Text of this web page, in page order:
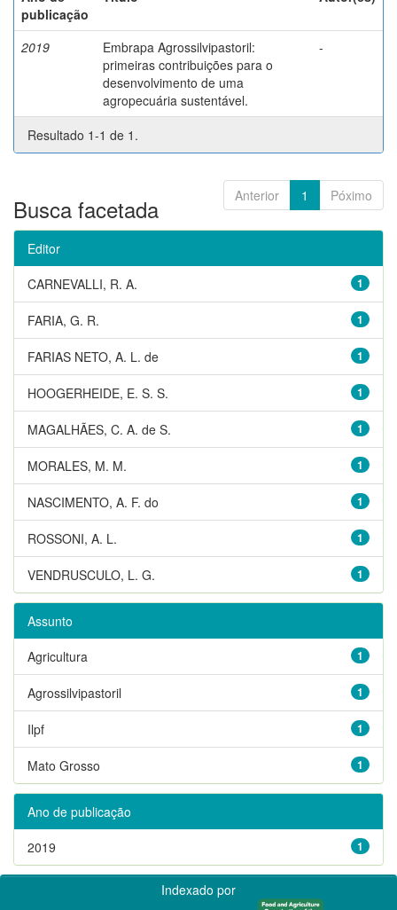
publicação
2019
Embrapa Agrossilvipastoril:
primeiras contribuições para o
desenvolvimento de uma
agropecuária sustentável.
-
Resultado 1-1 de 1.
Anterior 1 Póximo
Busca facetada
Editor
1
CARNEVALLI, R. A.
1
FARIA, G. R.
1
FARIAS NETO, A. L. de
1
HOOGERHEIDE, E. S. S.
1
MAGALHÃES, C. A. de S.
1
MORALES, M. M.
1
NASCIMENTO, A. F. do
1
ROSSONI, A. L.
1
VENDRUSCULO, L. G.
Assunto
1
Agricultura
1
Agrossilvipastoril
1
Ilpf
1
Mato Grosso
Ano de publicação
1
2019
Indexado por